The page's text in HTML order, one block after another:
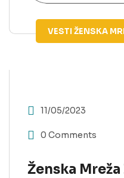
VESTI ŽENSKA
11/05/2023
0 Comments
Ženska